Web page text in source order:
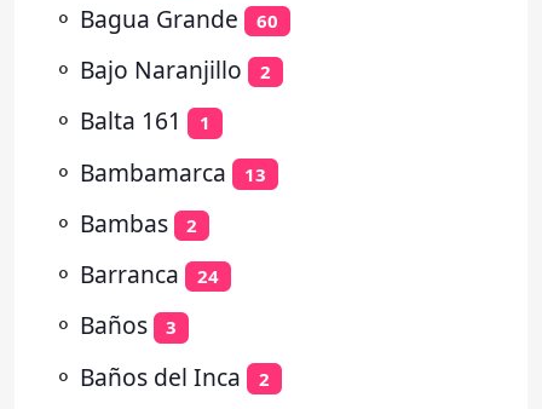
⚬ Bagua Grande 60
⚬ Bajo Naranjillo 2
⚬ Balta 161 1
⚬ Bambamarca 13
⚬ Bambas 2
⚬ Barranca 24
⚬ Baños 3
⚬ Baños del Inca 2